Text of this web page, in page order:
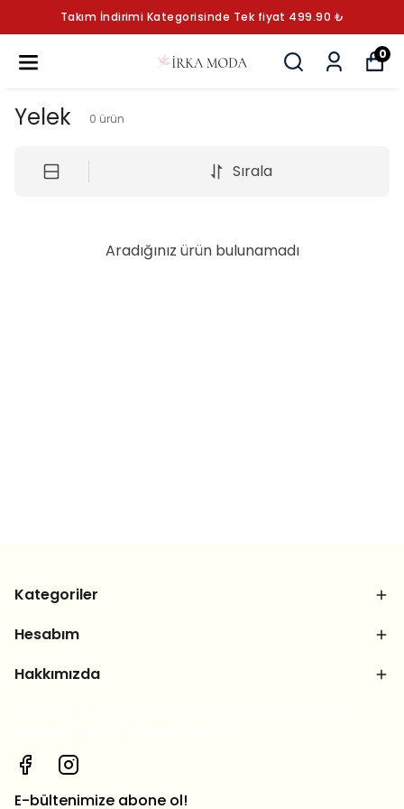
Takım İndirimi Kategorisinde Tek fiyat 499.90 ₺
0
Yelek 0 ürün
Sırala
Aradığınız ürün bulunamadı
Kategoriler
Hesabım
Hakkımızda
E-bültenimize abone ol!